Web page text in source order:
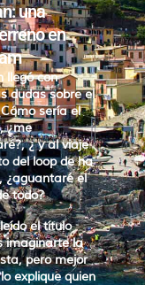
una
en
llegó con
dudas sobre el
sería el
¿me
¿ y al viaje
del loop de ha
¿aguantaré el
todo?
el título
imaginarte la
pero mejor
explique quien